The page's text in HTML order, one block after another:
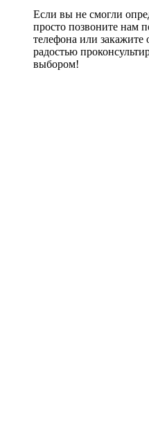
Если вы не смогли
просто позвоните нам
телефона или
радостью
выбором!